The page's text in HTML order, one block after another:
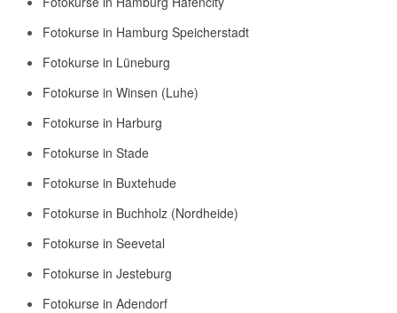
Fotokurse in Hamburg Speicherstadt
Fotokurse in Lüneburg
Fotokurse in Winsen (Luhe)
Fotokurse in Harburg
Fotokurse in Stade
Fotokurse in Buxtehude
Fotokurse in Buchholz (Nordheide)
Fotokurse in Seevetal
Fotokurse in Jesteburg
Fotokurse in Adendorf